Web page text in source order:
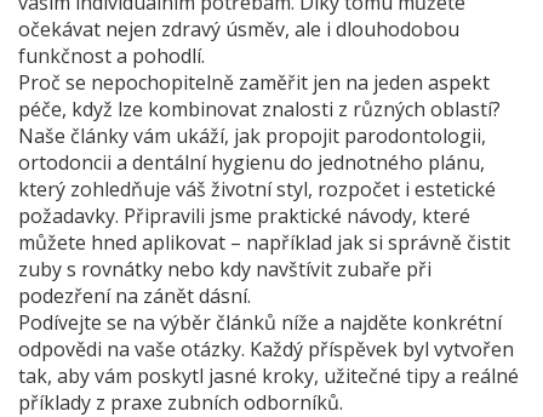
očekávat nejen zdravý úsměv, ale i dlouhodobou
funkčnost a pohodlí.
Proč se nepochopitelně zaměřit jen na jeden aspekt
péče, když lze kombinovat znalosti z různých oblastí?
Naše články vám ukáží, jak propojit parodontologii,
ortodoncii a dentální hygienu do jednotného plánu,
který zohledňuje váš životní styl, rozpočet i estetické
požadavky. Připravili jsme praktické návody, které
můžete hned aplikovat – například jak si správně čistit
zuby s rovnátky nebo kdy navštívit zubaře při
podezření na zánět dásní.
Podívejte se na výběr článků níže a najděte konkrétní
odpovědi na vaše otázky. Každý příspěvek byl vytvořen
tak, aby vám poskytl jasné kroky, užitečné tipy a reálné
příklady z praxe zubních odborníků.